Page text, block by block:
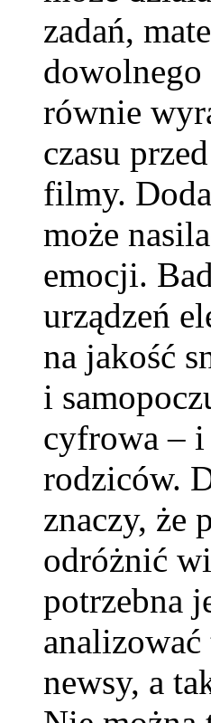
zadań,
dowolnego
równie
czasu
filmy.
może
emocji.
urządzeń
na jakość
i
cyfrowa –
rodziców.
znaczy, że
odróżnić
potrzebna
newsy, a